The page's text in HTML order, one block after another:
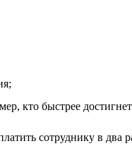
кто быстрее
сотруднику в два